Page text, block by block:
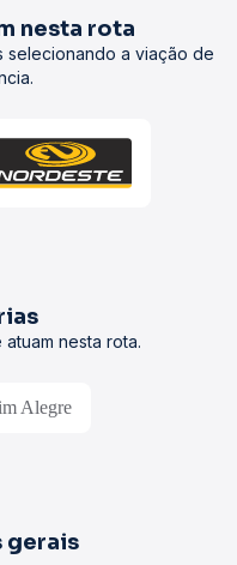
nesta rota
selecionando a viação de
nesta rota.
Alegre
gerais